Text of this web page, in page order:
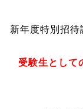
新年度特別招
受験生として